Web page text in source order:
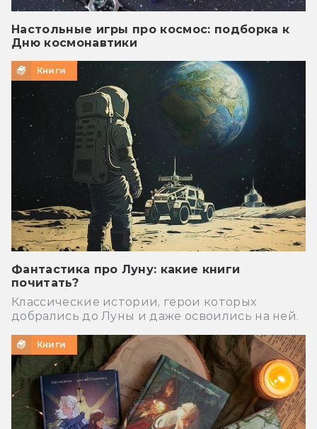
Настольные игры про космос: подборка к
Дню космонавтики
Книги
Фантастика про Луну: какие книги
почитать?
Классические истории, герои которых
добрались до Луны и даже освоились на ней.
Книги